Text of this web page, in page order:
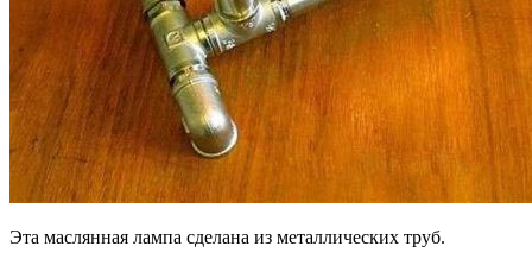
Эта маслянная лампа сделана из металлических труб.